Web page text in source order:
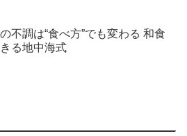
不調は“食べ方”でも変わる 和食
る地中海式